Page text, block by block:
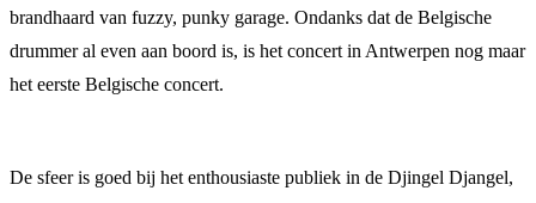
brandhaard van fuzzy, punky garage. Ondanks dat de Belgische
drummer al even aan boord is, is het concert in Antwerpen nog maar
het eerste Belgische concert.
De sfeer is goed bij het enthousiaste publiek in de Djingel Djangel,